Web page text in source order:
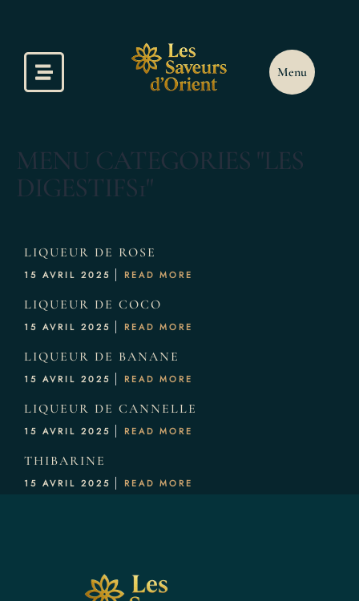
Menu
MENU CATEGORIES "LES
DIGESTIFS1"
LIQUEUR DE ROSE
15 AVRIL 2025 READ MORE
LIQUEUR DE COCO
15 AVRIL 2025 READ MORE
LIQUEUR DE BANANE
15 AVRIL 2025 READ MORE
LIQUEUR DE CANNELLE
15 AVRIL 2025 READ MORE
THIBARINE
15 AVRIL 2025 READ MORE
Carte
Galerie